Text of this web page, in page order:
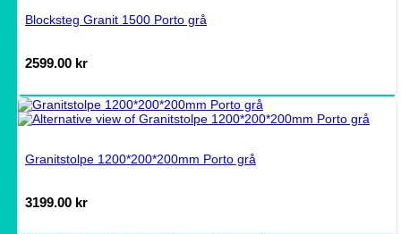
Blocksteg Granit 1500 Porto grå
2599.00 kr
Granitstolpe 1200*200*200mm Porto grå
3199.00 kr